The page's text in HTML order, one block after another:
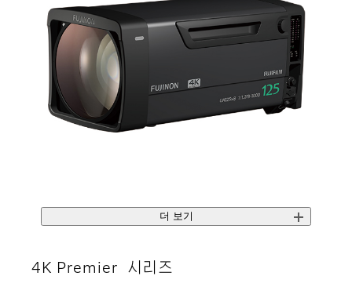
더 보기
4K Premier 시리즈